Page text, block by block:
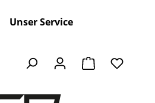
Unser Service
Warenkorb